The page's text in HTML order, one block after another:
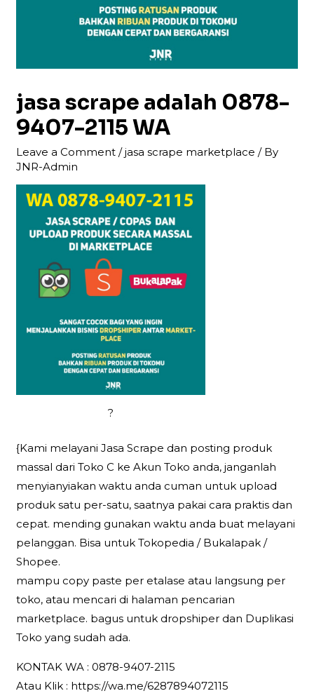
jasa scrape adalah 0878-
9407-2115 WA
Leave a Comment /jasa scrape marketplace / By
JNR-Admin
?
{Kami melayani Jasa Scrape dan posting produk
massal dari Toko C ke Akun Toko anda, janganlah
menyianyiakan waktu anda cuman untuk upload
produk satu per-satu, saatnya pakai cara praktis dan
cepat. mending gunakan waktu anda buat melayani
pelanggan. Bisa untuk Tokopedia / Bukalapak /
Shopee.
mampu copy paste per etalase atau langsung per
toko, atau mencari di halaman pencarian
marketplace. bagus untuk dropshiper dan Duplikasi
Toko yang sudah ada.
KONTAK WA : 0878-9407-2115
Atau Klik : https://wa.me/6287894072115